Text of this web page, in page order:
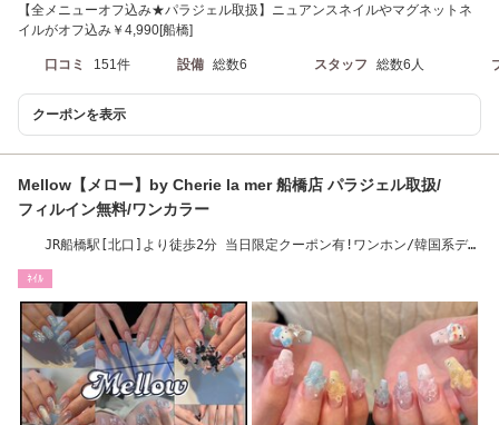
【全メニューオフ込み★パラジェル取扱】ニュアンスネイルやマグネットネ
イルがオフ込み￥4,990[船橋]
口コミ 151件 設備 総数6 スタッフ 総数6人
クーポンを表示
Mellow【メロー】by Cherie la mer 船橋店 パラジェル取扱/
フィルイン無料/ワンカラー
JR船橋駅[北口]より徒歩2分 当日限定クーポン有!ワンホン/韓国系デザ
ﾈｲﾙ